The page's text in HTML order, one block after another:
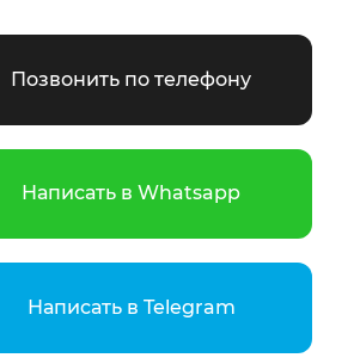
Позвонить по телефону
Написать в Whatsapp
Написать в Telegram